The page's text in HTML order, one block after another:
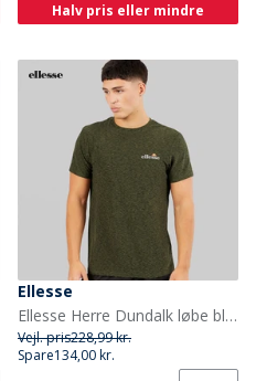
Halv pris eller mindre
Ellesse
Ellesse Herre Dundalk løbe bluse Khaki Marl
Vejl. pris228,99 kr.
Spare134,00 kr.